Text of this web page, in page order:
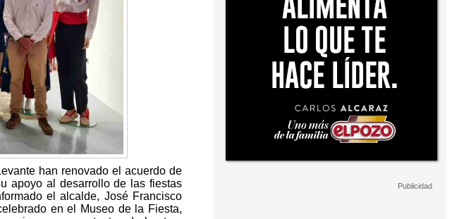
han renovado el acuerdo de
apoyo al desarrollo de las fiestas
el alcalde, José Francisco
en el Museo de la Fiesta,